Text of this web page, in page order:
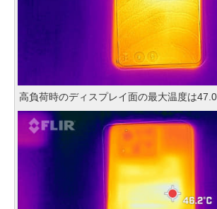
高負荷時のディスプレイ面の最大温度は